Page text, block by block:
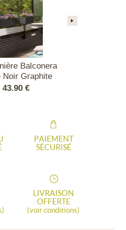
Balconera
Noir Graphite
43.90 €
PAIEMENT
SÉCURISÉ
LIVRAISON
OFFERTE
(voir conditions)